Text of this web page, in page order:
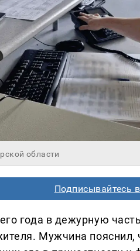
области
Подписывайтесь
года в дежурную
Мужчина